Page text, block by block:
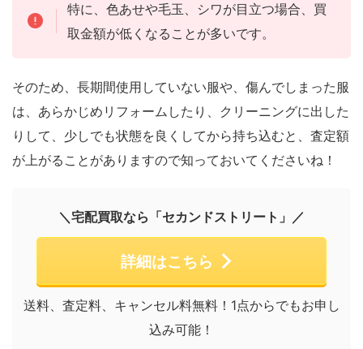
特に、色あせや毛玉、シワが目立つ場合、買
取金額が低くなることが多いです。
そのため、長期間使用していない服や、傷んでしまった服
は、あらかじめリフォームしたり、クリーニングに出した
りして、少しでも状態を良くしてから持ち込むと、査定額
が上がることがありますので知っておいてくださいね！
＼宅配買取なら「セカンドストリート」／
詳細はこちら
送料、査定料、キャンセル料無料！1点からでもお申し
込み可能！